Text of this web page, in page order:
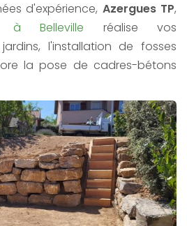
d'expérience, Azergues TP,
à Belleville réalise vos
l'installation de fosses
la pose de cadres-bétons